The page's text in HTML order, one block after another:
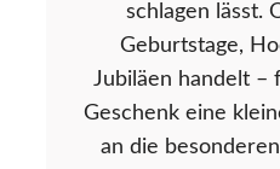
schlagen lässt.
Geburtstage,
Jubiläen handelt –
Geschenk eine
an die